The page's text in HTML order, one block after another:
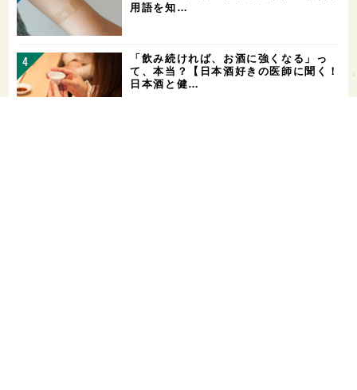
用語を知…
「飲み続ければ、お酒に強くなる」っ
て、本当？【日本酒好きの医師に聞く！
日本酒と健…